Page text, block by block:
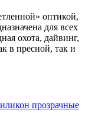
оптикой,
для всех
охота, дайвинг,
в пресной, так и